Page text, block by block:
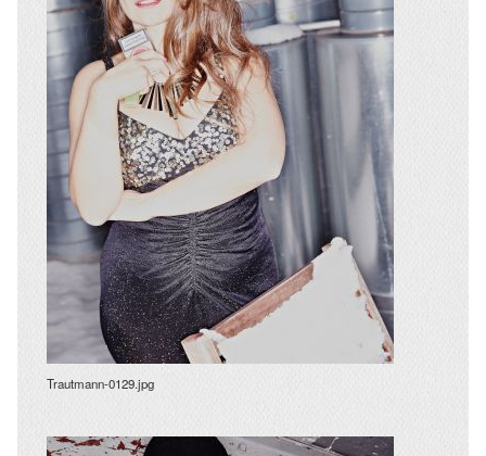
Trautmann-0129.jpg